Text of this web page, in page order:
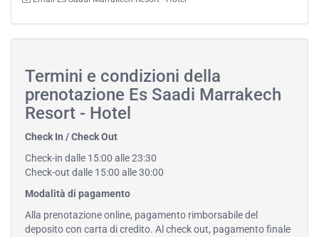
Termini e condizioni della
prenotazione Es Saadi Marrakech
Resort - Hotel
Check In / Check Out
Check-in dalle 15:00 alle 23:30
Check-out dalle 15:00 alle 30:00
Modalità di pagamento
Alla prenotazione online, pagamento rimborsabile del
deposito con carta di credito. Al check out, pagamento finale